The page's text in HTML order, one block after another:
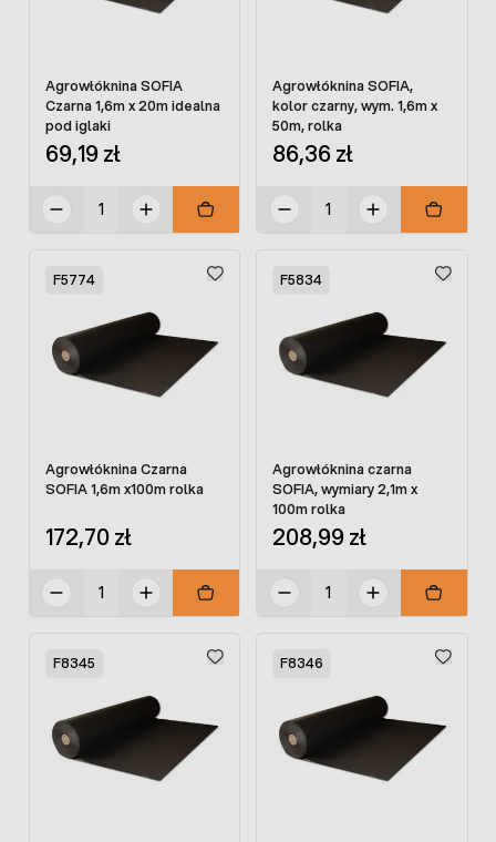
Agrowłóknina SOFIA
Czarna 1,6m x 20m idealna
pod iglaki
69,19 zł
Agrowłóknina SOFIA,
kolor czarny, wym. 1,6m x
50m, rolka
86,36 zł
F5774
Agrowłóknina Czarna
SOFIA 1,6m x100m rolka
172,70 zł
F5834
Agrowłóknina czarna
SOFIA, wymiary 2,1m x
100m rolka
208,99 zł
F8345 F8346